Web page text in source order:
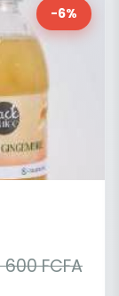
-6%
600 FCFA